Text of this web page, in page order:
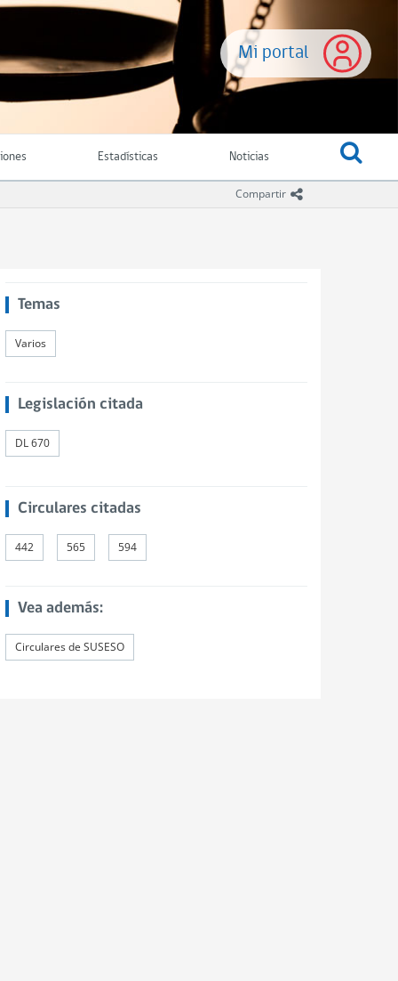
Mi portal
Estadísticas Noticias
Compartir icono compartir
Temas
Varios
Legislación citada
DL 670
Circulares citadas
442 565 594
Vea además:
Circulares de SUSESO